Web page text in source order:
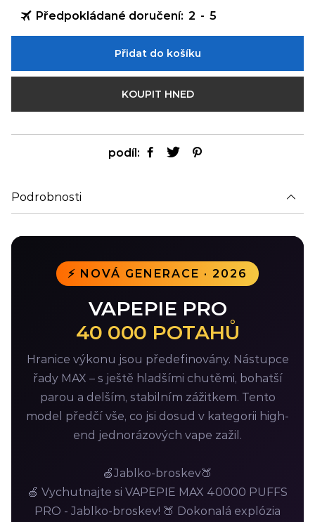
Předpokládané doručení: 2 - 5
Přidat do košíku
KOUPIT HNED
podíl:
Podrobnosti
⚡ NOVÁ GENERACE · 2026
VAPEPIE PRO
40 000 POTAHŮ
Hranice výkonu jsou předefinovány. Nástupce
řady MAX – s ještě hladšími chutěmi, bohatší
parou a delším, stabilním zážitkem. Tento
model předčí vše, co jsi dosud v kategorii high-
end jednorázových vape zažil.
🍏Jablko-broskev🍑
🍏 Vychutnajte si VAPEPIE MAX 40000 PUFFS
PRO - Jablko-broskev! 🍑 Dokonalá explózia